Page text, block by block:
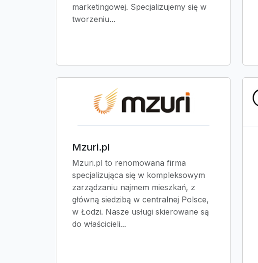
marketingowej. Specjalizujemy się w
tworzeniu...
Mzuri.pl
Mzuri.pl to renomowana firma
specjalizująca się w kompleksowym
zarządzaniu najmem mieszkań, z
główną siedzibą w centralnej Polsce,
w Łodzi. Nasze usługi skierowane są
do właścicieli...